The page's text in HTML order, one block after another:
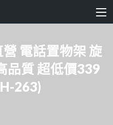
電話置物架 旋
品質 超低價339
263)